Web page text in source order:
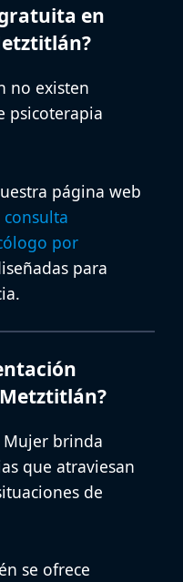
en
no existen
psicoterapia
página web
por
para
Mujer brinda
que atraviesan
de
se ofrece